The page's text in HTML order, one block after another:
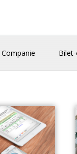
Companie